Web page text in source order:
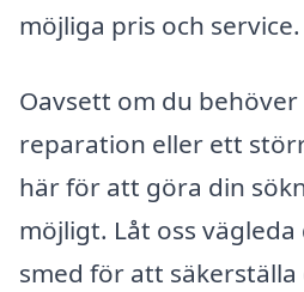
möjliga pris och service.
Oavsett om du
reparation eller ett
här för att göra din
möjligt. Låt oss
smed för att